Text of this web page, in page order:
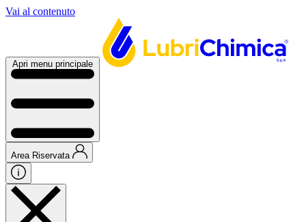
Vai al contenuto
Apri menu principale
Area Riservata